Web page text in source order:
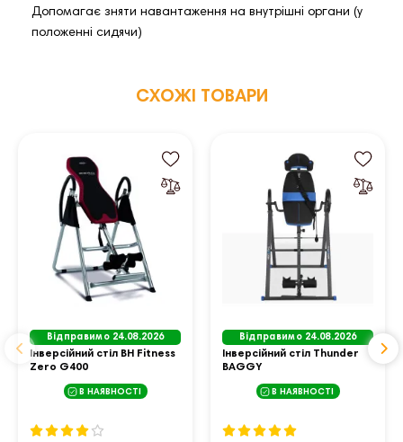
Допомагає зняти навантаження на внутрішні органи (у
положенні сидячи)
СХОЖІ ТОВАРИ
Відправимо 24.08.2026
Інверсійний стіл BH Fitness
Zero G400
В НАЯВНОСТІ
Відправимо 24.08.2026
Інверсійний стіл Thunder
BAGGY
В НАЯВНОСТІ